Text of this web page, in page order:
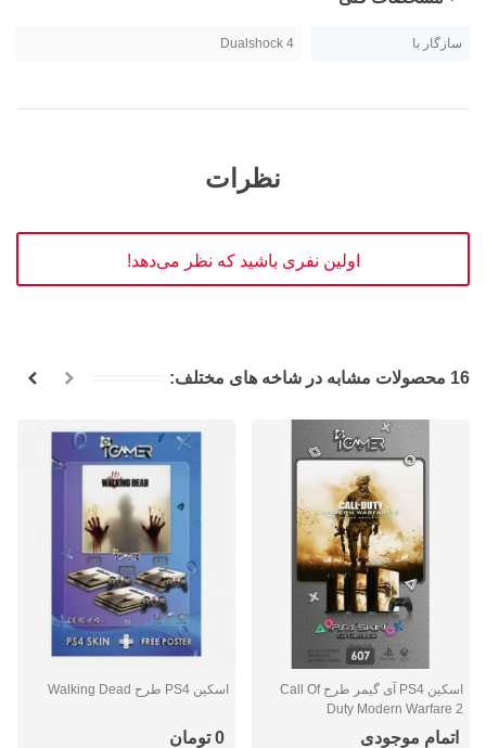
سازگار با Dualshock 4
نظرات
اولین نفری باشید که نظر می‌دهد!
16 محصولات مشابه در شاخه های مختلف:
اسکین PS4 آی گیمر طرح Call Of
Duty Modern Warfare 2
اتمام موجودی
اسکین PS4 طرح Walking Dead
0 تومان